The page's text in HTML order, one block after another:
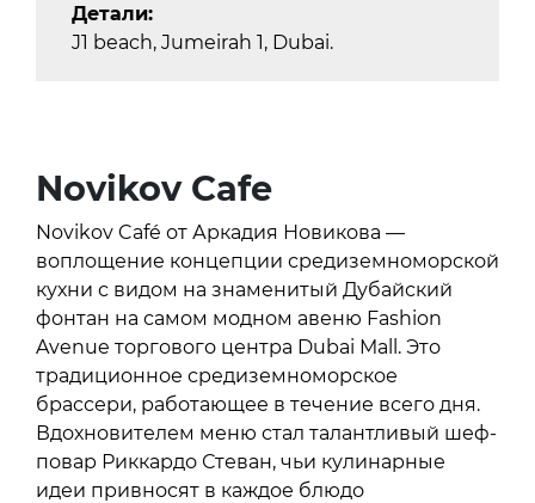
Детали:
J1 beach, Jumeirah 1, Dubai.
Novikov Cafe
Novikov Café от Аркадия Новикова —
воплощение концепции средиземноморской
кухни с видом на знаменитый Дубайский
фонтан на самом модном авеню Fashion
Avenue торгового центра Dubai Mall. Это
традиционное средиземноморское
брассери, работающее в течение всего дня.
Вдохновителем меню стал талантливый шеф-
повар Риккардо Стеван, чьи кулинарные
идеи привносят в каждое блюдо